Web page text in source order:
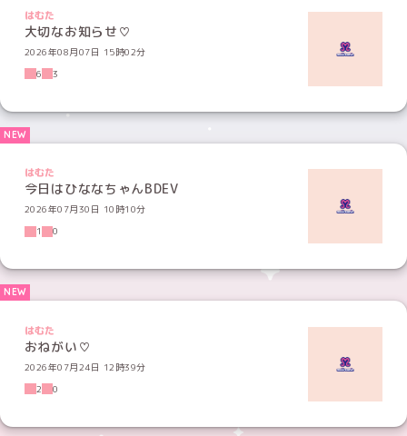
はむた
大切なお知らせ♡
2026年08月07日 15時02分
6
3
はむた
今日はひななちゃんBDEV
2026年07月30日 10時10分
1
0
はむた
おねがい♡
2026年07月24日 12時39分
2
0